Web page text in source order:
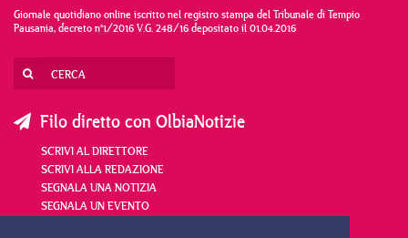
Giornale quotidiano online iscritto nel registro stampa del Tribunale di Tempio
Pausania, decreto n°1/2016 V.G. 248/16 depositato il 01.04.2016
Filo diretto con OlbiaNotizie
SCRIVI AL DIRETTORE
SCRIVI ALLA REDAZIONE
SEGNALA UNA NOTIZIA
SEGNALA UN EVENTO